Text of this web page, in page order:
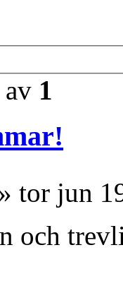
av 1
tor jun
och